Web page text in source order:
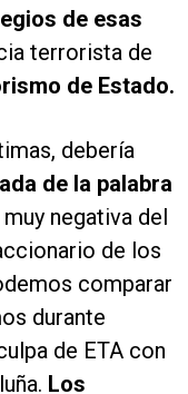
de esas
terrorista de
de Estado.
debería
de la palabra
negativa del
de los
comparar
durante
de ETA con
Los